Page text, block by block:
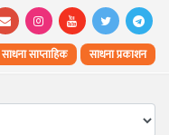
साधना साप्ताहिक साधना प्रकाशन